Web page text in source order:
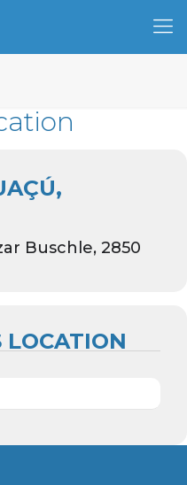
Buschle, 2850
LOCATION